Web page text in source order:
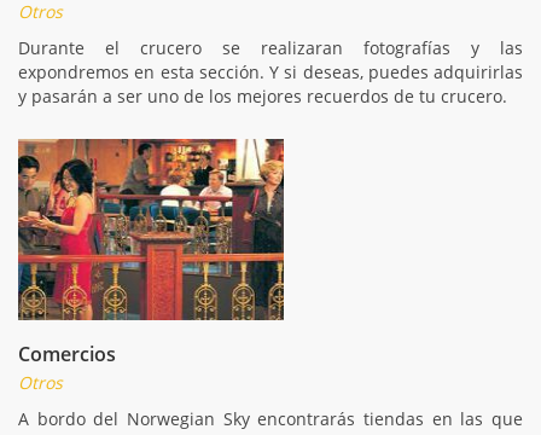
Otros
Durante el crucero se realizaran fotografías y las
expondremos en esta sección. Y si deseas, puedes adquirirlas
y pasarán a ser uno de los mejores recuerdos de tu crucero.
Comercios
Otros
A bordo del Norwegian Sky encontrarás tiendas en las que